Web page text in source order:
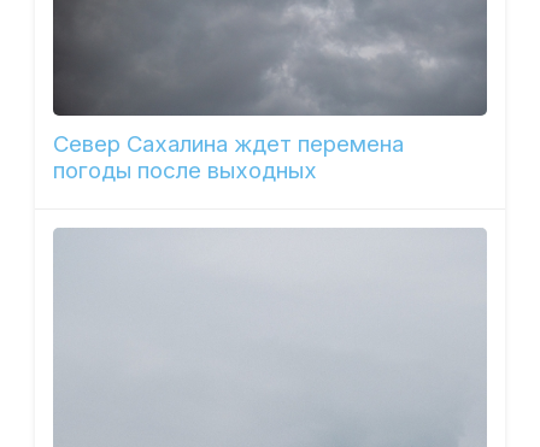
Север Сахалина ждет перемена
погоды после выходных